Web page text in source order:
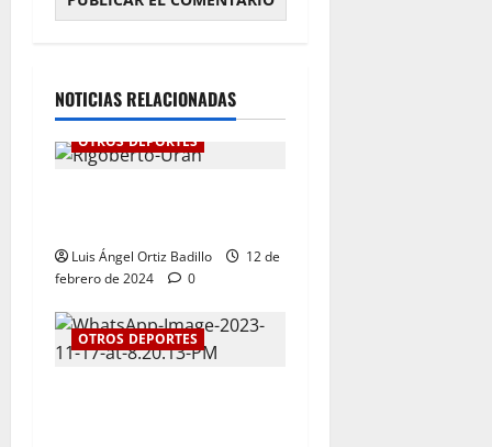
NOTICIAS RELACIONADAS
OTROS DEPORTES
Luis Ángel Ortiz Badillo
12 de
febrero de 2024
0
OTROS DEPORTES